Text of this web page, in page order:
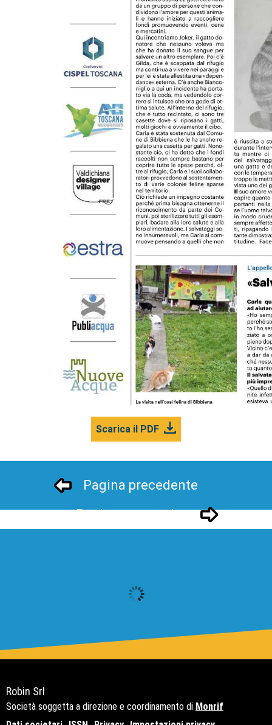
Scarica il PDF
Pagina precedente
Pagina successivo
Robin Srl
Società soggetta a direzione e coordinamento di Monrif